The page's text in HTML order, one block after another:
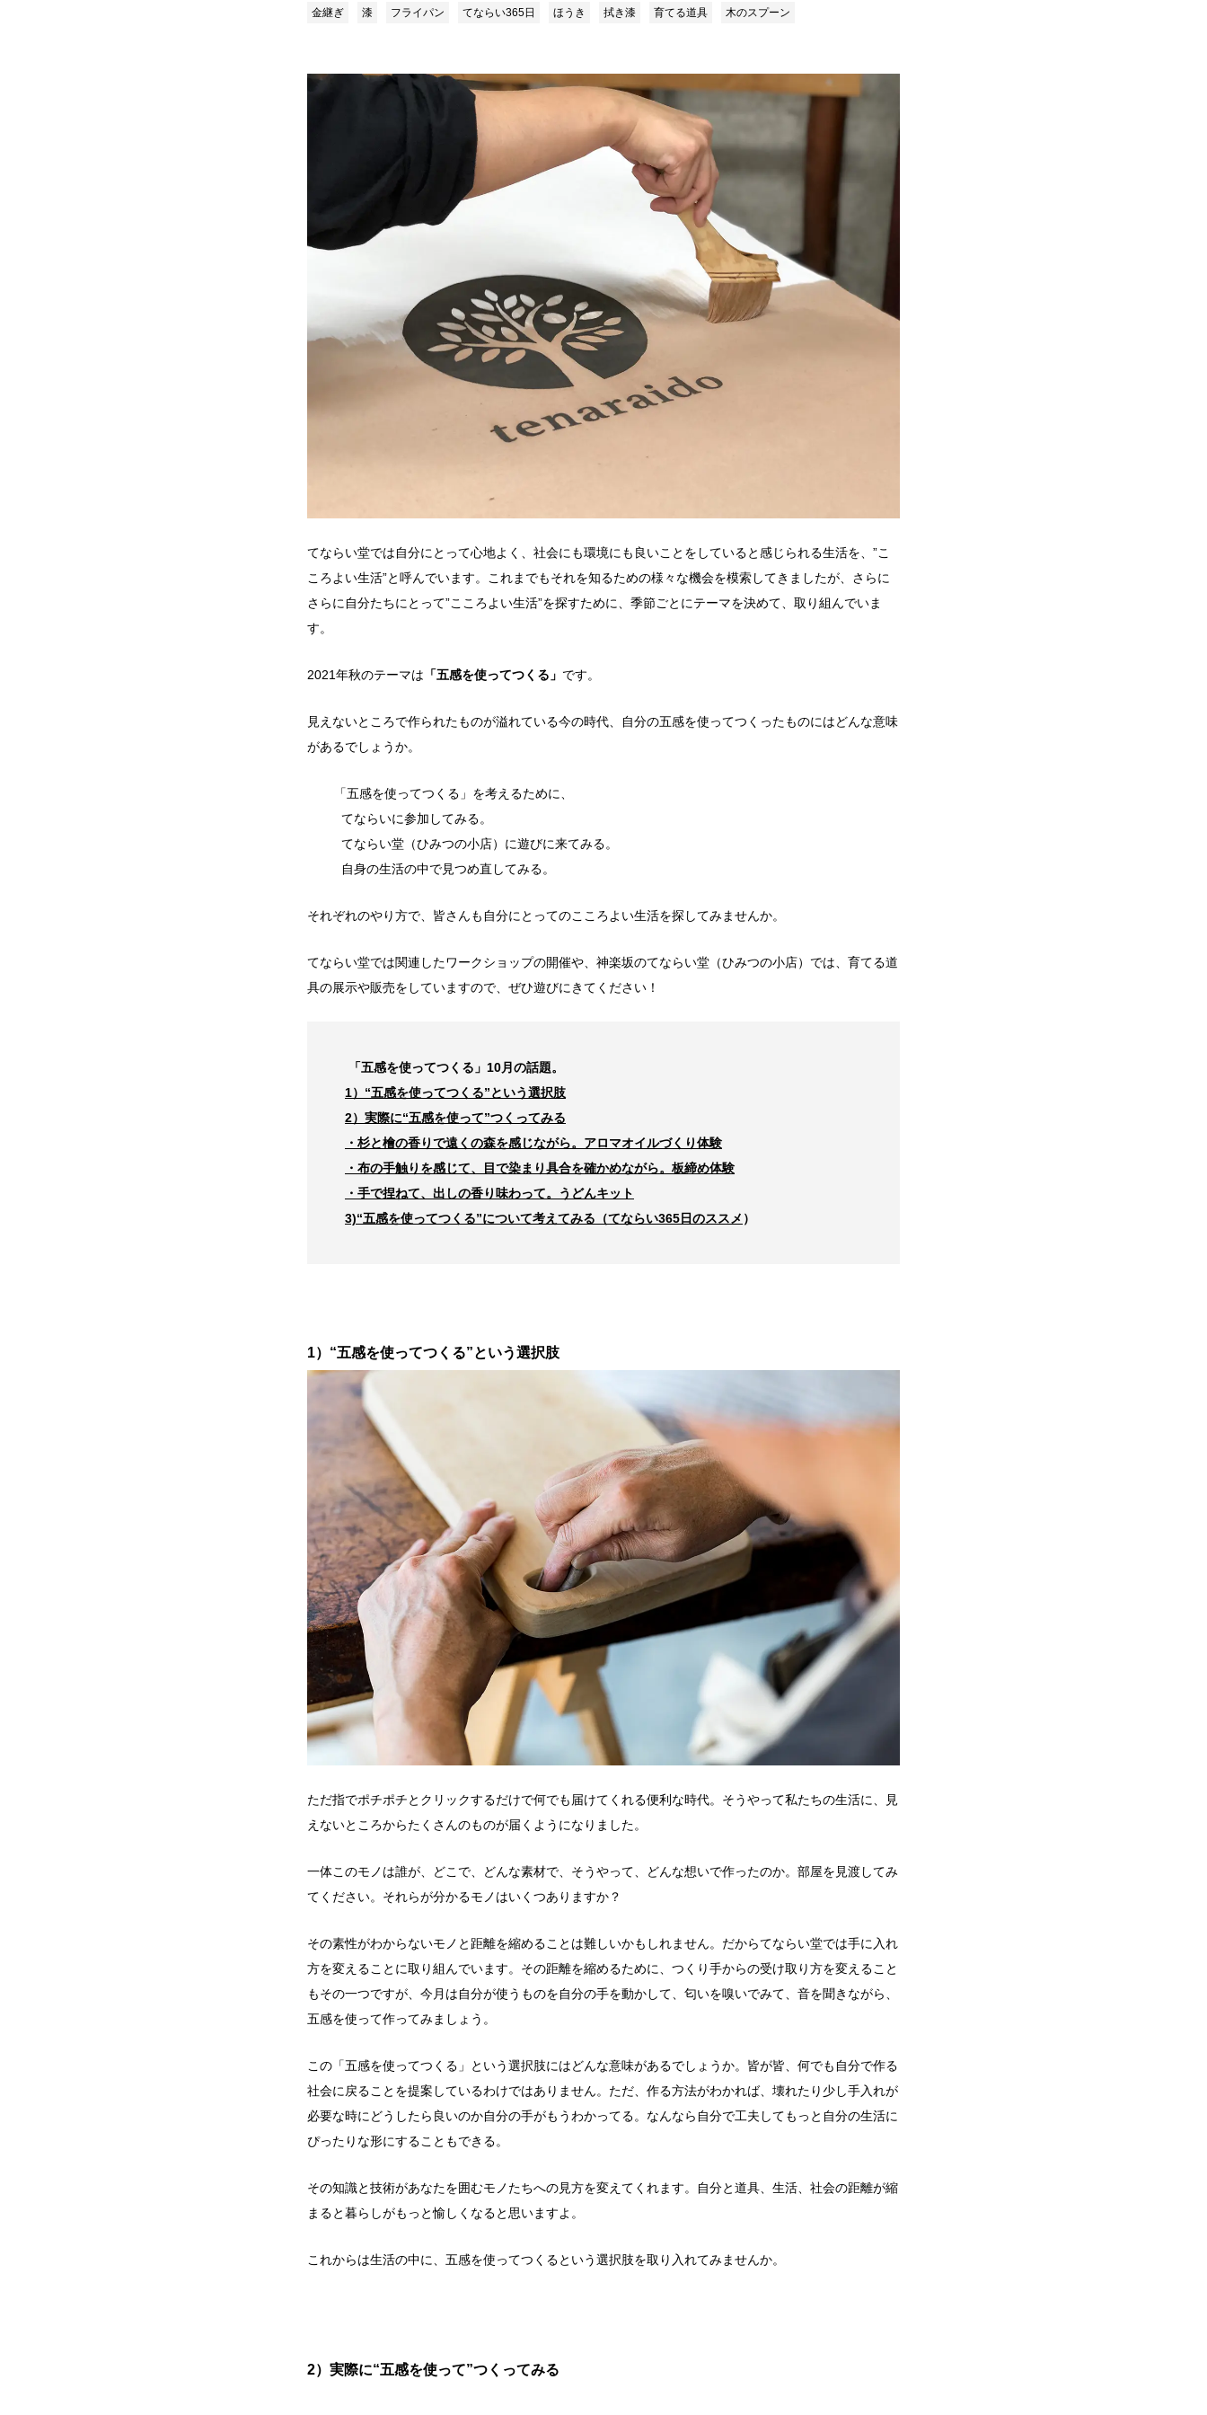
金継ぎ 漆 フライパン てならい365日 ほうき 拭き漆 育てる道具 木のスプーン
てならい堂では自分にとって心地よく、社会にも環境にも良いことをしていると感じられる生活を、”こ
ころよい生活”と呼んでいます。これまでもそれを知るための様々な機会を模索してきましたが、さらに
さらに自分たちにとって”こころよい生活”を探すために、季節ごとにテーマを決めて、取り組んでいま
す。
2021年秋のテーマは 「五感を使ってつくる」 です。
見えないところで作られたものが溢れている今の時代、自分の五感を使ってつくったものにはどんな意味
があるでしょうか。
「五感を使ってつくる」を考えるために、
てならいに参加してみる。
てならい堂（ひみつの小店）に遊びに来てみる。
自身の生活の中で見つめ直してみる。
それぞれのやり方で、皆さんも自分にとってのこころよい生活を探してみませんか。
てならい堂では関連したワークショップの開催や、神楽坂のてならい堂（ひみつの小店）では、育てる道
具の展示や販売をしていますので、ぜひ遊びにきてください！
「五感を使ってつくる」10月の話題。
1）“五感を使ってつくる”という選択肢
2）実際に“五感を使って”つくってみる
・杉と檜の香りで遠くの森を感じながら。アロマオイルづくり体験
・布の手触りを感じて、目で染まり具合を確かめながら。板締め体験
・手で捏ねて、出しの香り味わって。うどんキット
3)“五感を使ってつくる”について考えてみる（てならい365日のススメ ）
1）“五感を使ってつくる”という選択肢
ただ指でポチポチとクリックするだけで何でも届けてくれる便利な時代。そうやって私たちの生活に、見
えないところからたくさんのものが届くようになりました。
一体このモノは誰が、どこで、どんな素材で、そうやって、どんな想いで作ったのか。部屋を見渡してみ
てください。それらが分かるモノはいくつありますか？
その素性がわからないモノと距離を縮めることは難しいかもしれません。だからてならい堂では手に入れ
方を変えることに取り組んでいます。その距離を縮めるために、つくり手からの受け取り方を変えること
もその一つですが、今月は自分が使うものを自分の手を動かして、匂いを嗅いでみて、音を聞きながら、
五感を使って作ってみましょう。
この「五感を使ってつくる」という選択肢にはどんな意味があるでしょうか。皆が皆、何でも自分で作る
社会に戻ることを提案しているわけではありません。ただ、作る方法がわかれば、壊れたり少し手入れが
必要な時にどうしたら良いのか自分の手がもうわかってる。なんなら自分で工夫してもっと自分の生活に
ぴったりな形にすることもできる。
その知識と技術があなたを囲むモノたちへの見方を変えてくれます。自分と道具、生活、社会の距離が縮
まると暮らしがもっと愉しくなると思いますよ。
これからは生活の中に、五感を使ってつくるという選択肢を取り入れてみませんか。
2）実際に“五感を使って”つくってみる